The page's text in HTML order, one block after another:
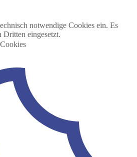
notwendige Cookies ein. Es
eingesetzt.